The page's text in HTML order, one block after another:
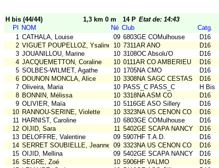
H bis (44/44) 1,3 km 0 m 14 P Etat de: 14:43
Pl
NOM Né Club
Catg.
1 CATHALA, Louise 09 6803GE COMulhouse
D16
2 VIGUET POUPELLOZ, Ysaline 10 7311AR ANO
D16
3 JOUANILLOU, Marine 10 3108OC Absolu'O
D16
4 JACQUEMETTON, Coraline 10 0111AR CO AMBERIEU
D16
5 SOLBES-WILMET, Agathe 10 1705NA CMO
D16
6 DOUNON MONCLA, Alice 10 3308NA SAGC CESTAS
D16
7 Oliveira, Maria 10 PASS_C PASS_C
H Bis
8 BONNIN, Mélissa 10 3318NA ASM CO
D16
9 OLIVIER, Maïa 10 5116GE ASO Sillery
D16
10 RANNOU-SERINE, Violette 10 3323NA US CENON CO
D16
11 HARNIST, Caroline 10 6803GE COMulhouse
D16
12 OIJID, Sara 11 5402GE SCAPA NANCY
D16
13 DELOFFRE, Valentine 09 5907HF T.A.D.
D16
14 SERRET SOUBIELLE, Jeanne 09 3323NA US CENON CO
D16
15 OIJID, Mellina 09 5402GE SCAPA NANCY
D16
16 SEGRE, Zoé 10 5906HF VALMO
D16